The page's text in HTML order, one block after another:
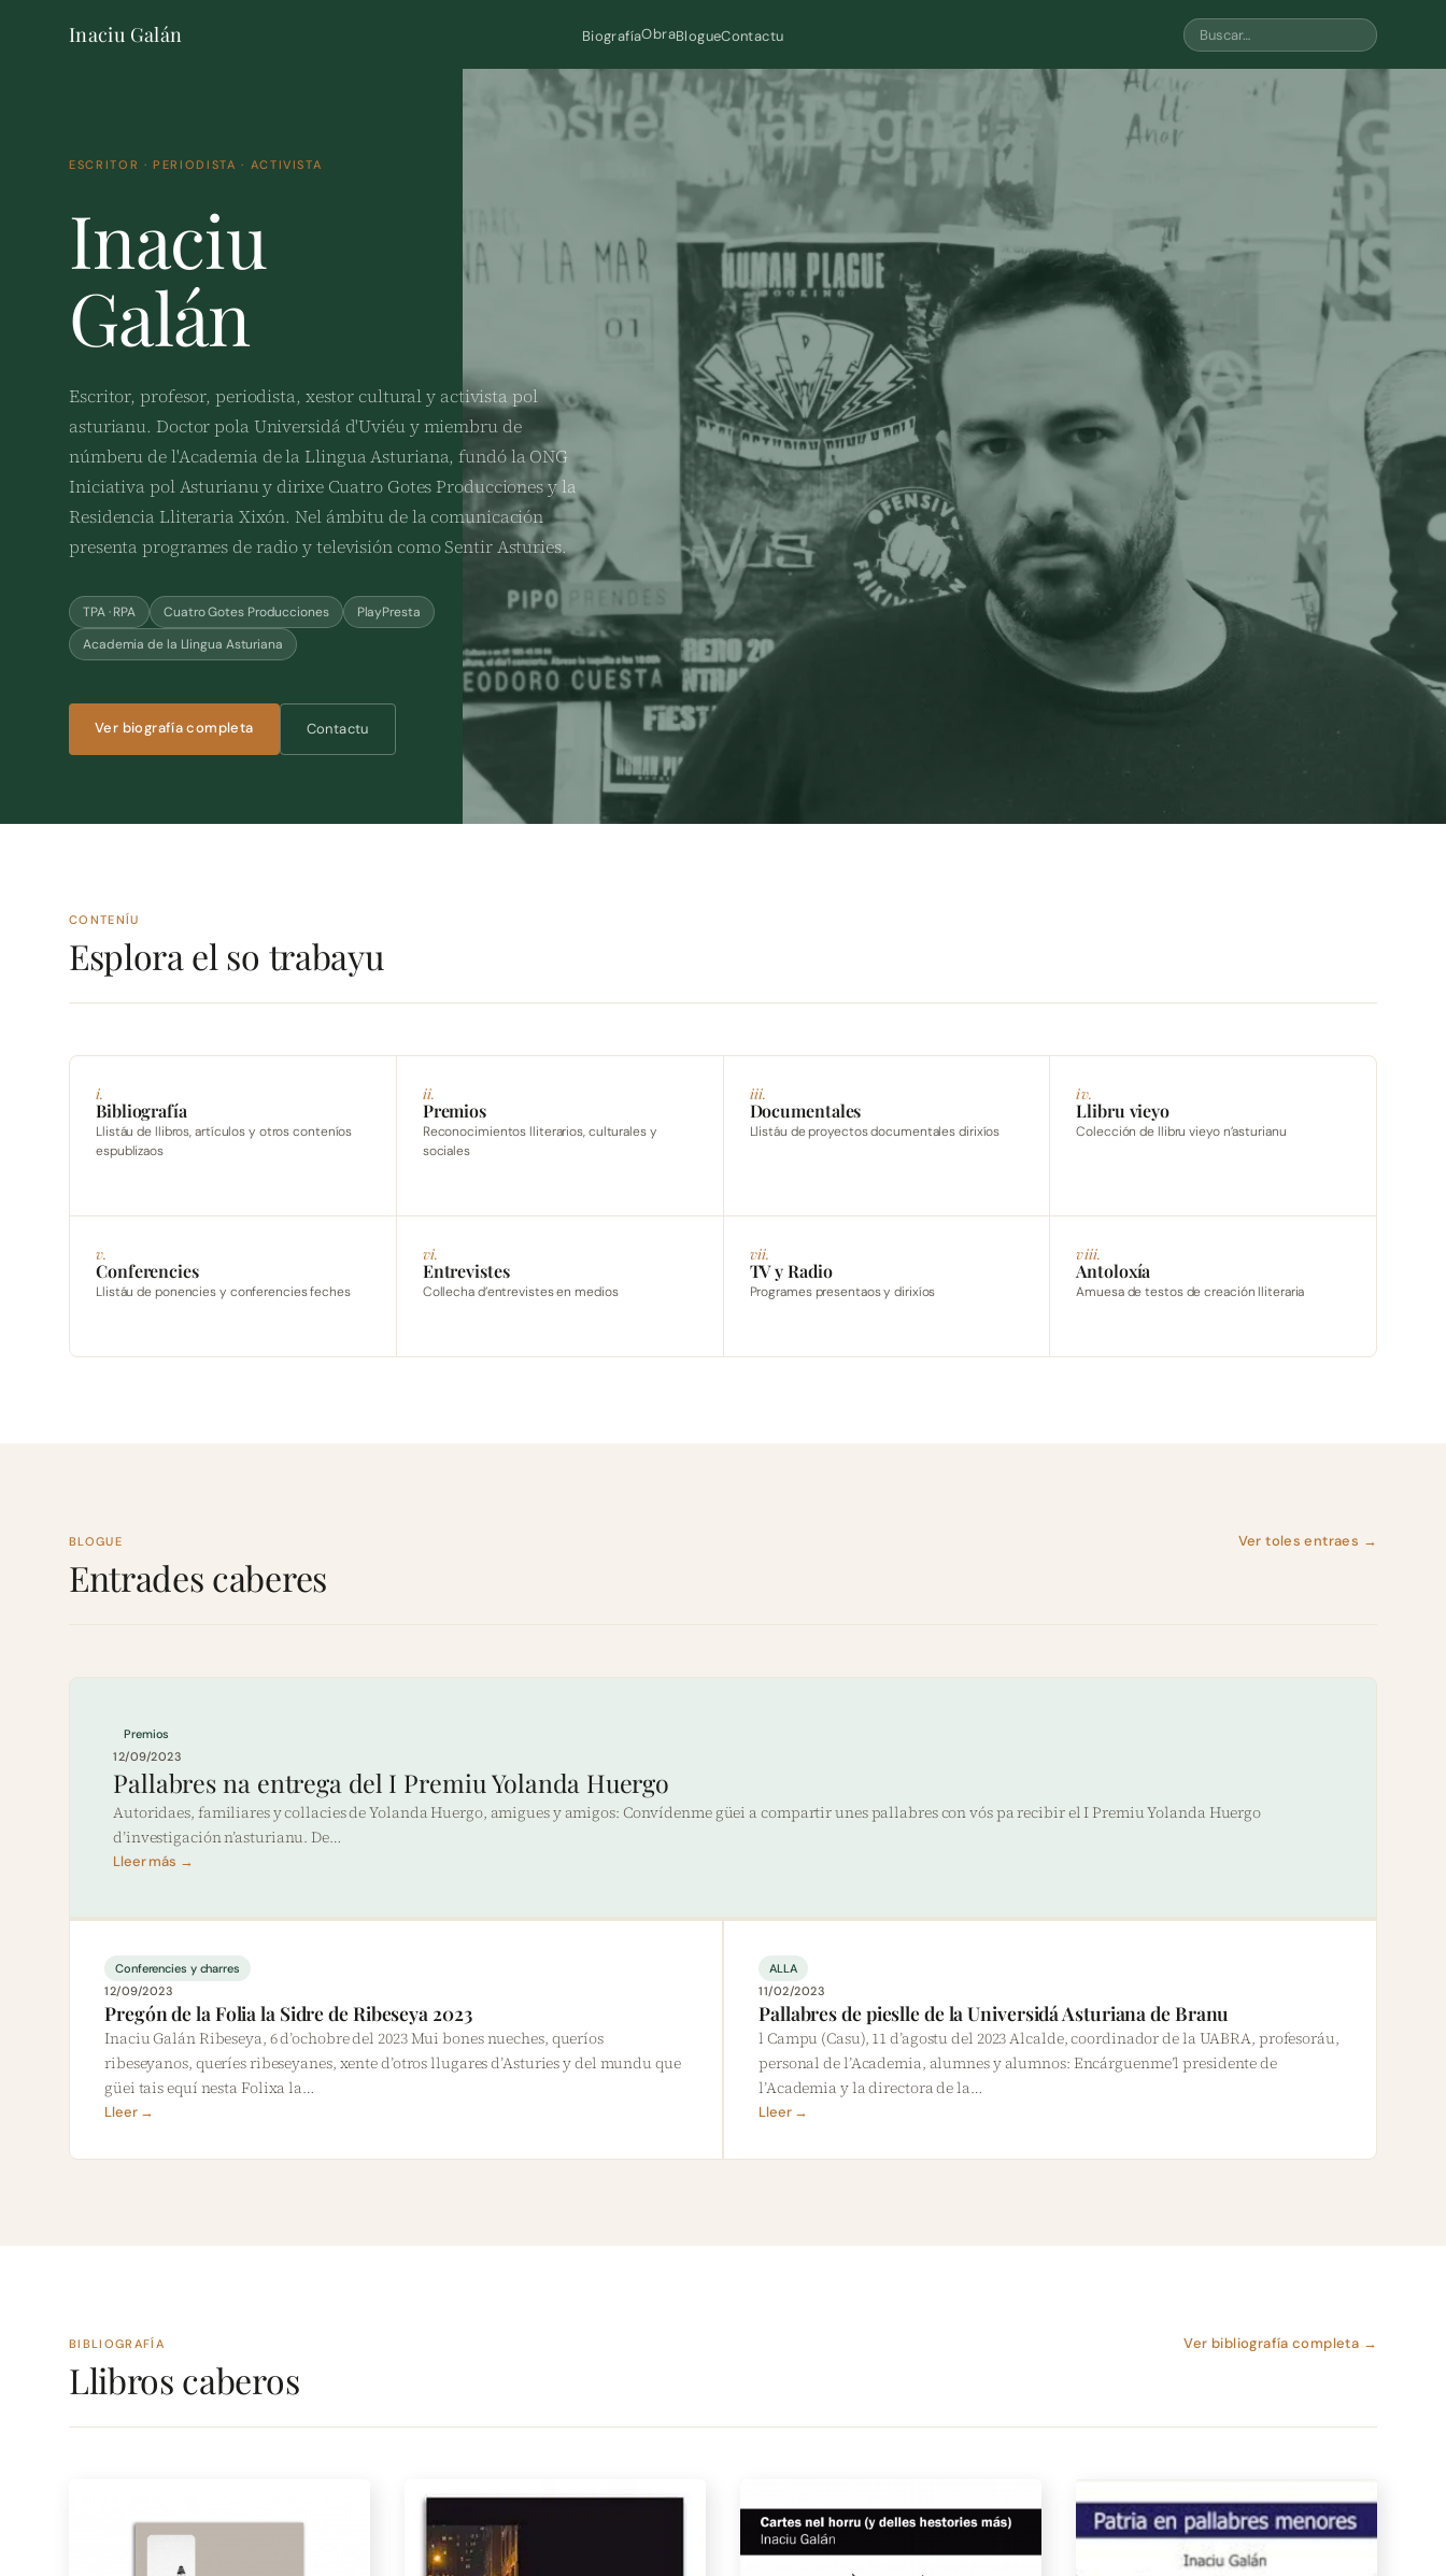
Inaciu Galán BiografíaObraBlogueContactu
ESCRITOR · PERIODISTA · ACTIVISTA
Inaciu
Galán
Escritor, profesor, periodista, xestor cultural y activista pol
asturianu. Doctor pola Universidá d'Uviéu y miembru de
númberu de l'Academia de la Llingua Asturiana, fundó la ONG
Iniciativa pol Asturianu y dirixe Cuatro Gotes Producciones y la
Residencia Lliteraria Xixón. Nel ámbitu de la comunicación
presenta programes de radio y televisión como Sentir Asturies.
TPA · RPA Cuatro Gotes Producciones
PlayPresta
Academia de la Llingua Asturiana
Ver biografía completa Contactu
CONTENÍU
Esplora el so trabayu
i.
Bibliografía
Llistáu de llibros, artículos y otros conteníos
espublizaos
ii.
Premios
Reconocimientos lliterarios, culturales y
sociales
iii.
Documentales
Llistáu de proyectos documentales dirixíos
iv.
Llibru vieyo
Colección de llibru vieyo n’asturianu
v.
Conferencies
Llistáu de ponencies y conferencies feches
vi.
Entrevistes
Collecha d’entrevistes en medios
vii.
TV y Radio
Programes presentaos y dirixíos
viii.
Antoloxía
Amuesa de testos de creación lliteraria
BLOGUE
Entrades caberes
Ver toles entraes →
Premios
12/09/2023
Pallabres na entrega del I Premiu Yolanda Huergo
Autoridaes, familiares y collacies de Yolanda Huergo, amigues y amigos: Convídenme güei a compartir unes pallabres con vós pa recibir el I Premiu Yolanda Huergo
d’investigación n’asturianu. De…
Lleer más →
Conferencies y charres
12/09/2023
Pregón de la Folia la Sidre de Ribeseya 2023
Inaciu Galán Ribeseya, 6 d’ochobre del 2023 Mui bones nueches, queríos
ribeseyanos, queríes ribeseyanes, xente d’otros llugares d’Asturies y del mundu que
güei tais equí nesta Folixa la…
Lleer →
ALLA
11/02/2023
Pallabres de pieslle de la Universidá Asturiana de Branu
l Campu (Casu), 11 d’agostu del 2023 Alcalde, coordinador de la UABRA, profesoráu,
personal de l’Academia, alumnes y alumnos: Encárguenme’l presidente de
l’Academia y la directora de la…
Lleer →
BIBLIOGRAFÍA
Llibros caberos
Ver bibliografía completa →